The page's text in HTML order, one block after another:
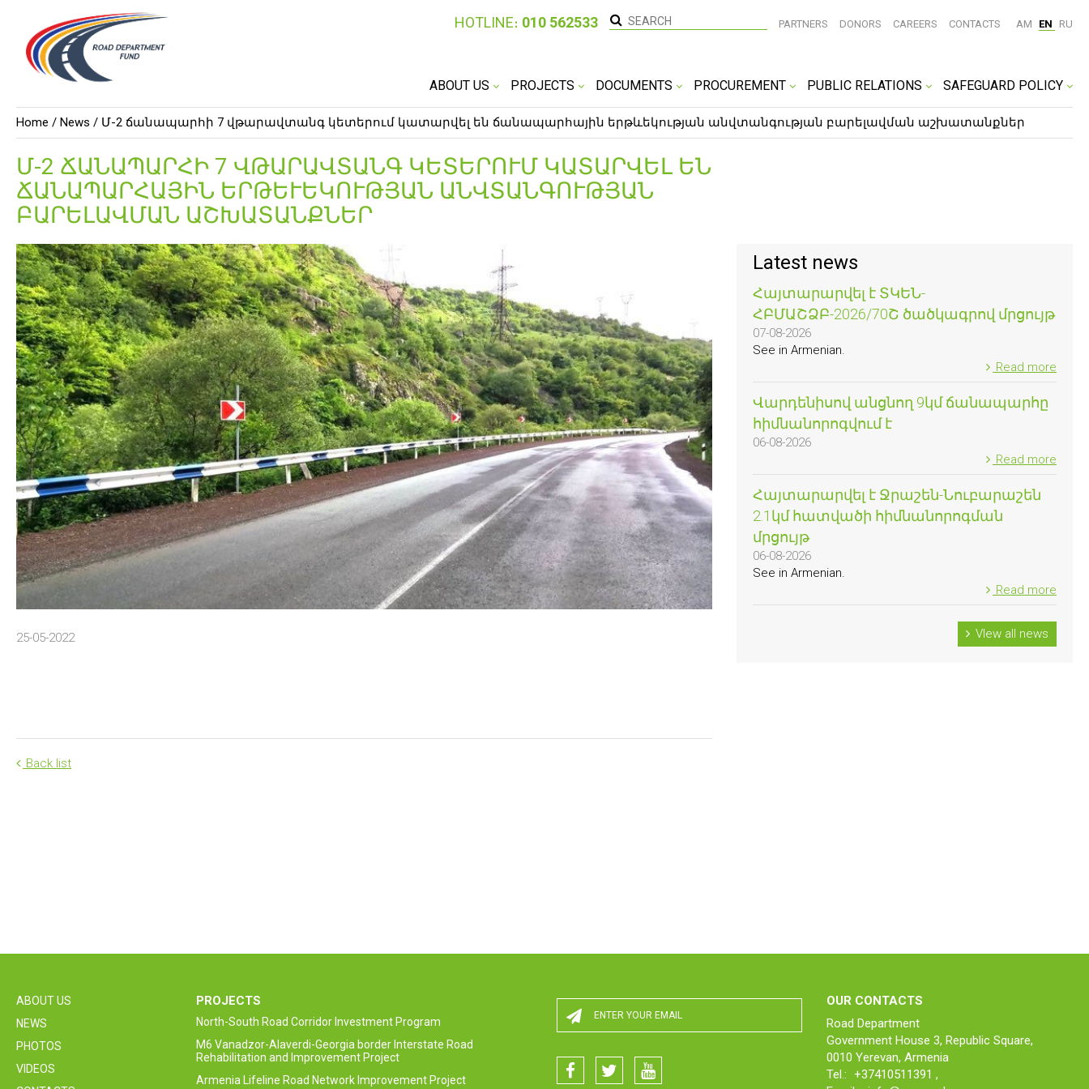
ABOUT US PROJECTS DOCUMENTS PROCUREMENT PUBLIC RELATIONS SAFEGUARD POLICY
HOTLINE։ 010 562533 PARTNERS DONORS CAREERS CONTACTS AM EN RU
Home / News / Մ-2 ճանապարհի 7 վթարավտանգ կետերում կատարվել են ճանապարհային երթևեկության անվտանգության բարելավման աշխատանքներ
Մ-2 ՃԱՆԱՊԱՐՀԻ 7 ՎԹԱՐԱՎՏԱՆԳ ԿԵՏԵՐՈՒՄ ԿԱՏԱՐՎԵԼ ԵՆ
ՃԱՆԱՊԱՐՀԱՅԻՆ ԵՐԹԵՒԵԿՈՒԹՅԱՆ ԱՆՎՏԱՆԳՈՒԹՅԱՆ Բ
ԱՐԵԼԱՎՄԱՆ ԱՇԽԱՏԱՆՔՆԵՐ
25-05-2022
Back list
Latest news
Հայտարարվել է ՏԿԵՆ-
ՀԲՄԱՇՁԲ-2026/70Շ ծածկագրով մրցույթ
07-08-2026
See in Armenian.
Read more
Վարդենիսով անցնող 9կմ ճանապարհը
հիմնանորոգվում է
06-08-2026
Read more
Հայտարարվել է Ջրաշեն-Նուբարաշեն
2.1կմ հատվածի հիմնանորոգման
մրցույթ
06-08-2026
See in Armenian.
Read more
VIew all news
ABOUT US
NEWS
PHOTOS
VIDEOS
PROJECTS
North-South Road Corridor Investment Program
M6 Vanadzor-Alaverdi-Georgia border Interstate Road
Rehabilitation and Improvement Project
Armenia Lifeline Road Network Improvement Project
OUR CONTACTS
Road Department
Government House 3, Republic Square,
0010 Yerevan, Armenia
Tel.: +37410511391,